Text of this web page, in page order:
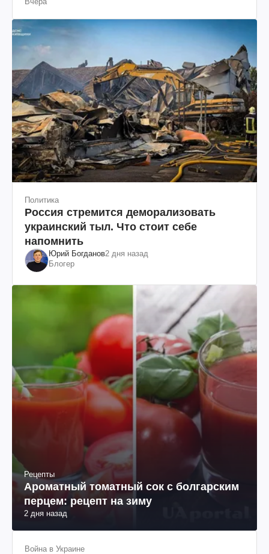
Политика
Россия стремится деморализовать
украинский тыл. Что стоит себе
напомнить
Юрий Богданов2 дня назад
Блогер
Рецепты
Ароматный томатный сок с болгарским
перцем: рецепт на зиму
2 дня назад
Война в Украине